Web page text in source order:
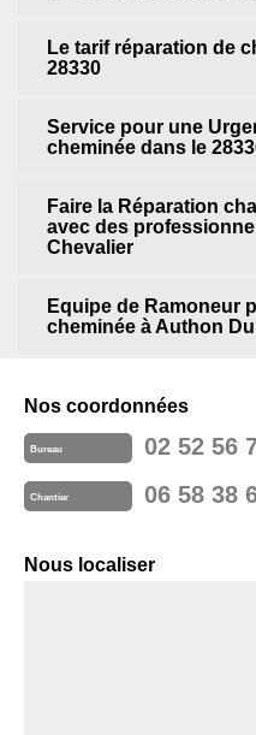
Le tarif réparation de
28330
Service pour une
cheminée dans le
Faire la Réparation
avec des
Chevalier
Equipe de Ramoneur
cheminée à Authon
Nos coordonnées
Bureau 02 52 56
Chantier 06 58 38
Nous localiser